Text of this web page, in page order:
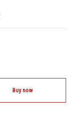
Buy now